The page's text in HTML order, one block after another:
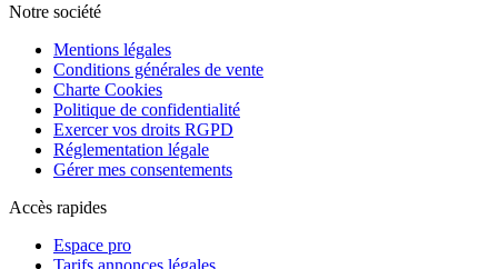
Notre société
Mentions légales
Conditions générales de vente
Charte Cookies
Politique de confidentialité
Exercer vos droits RGPD
Réglementation légale
Gérer mes consentements
Accès rapides
Espace pro
Tarifs annonces légales